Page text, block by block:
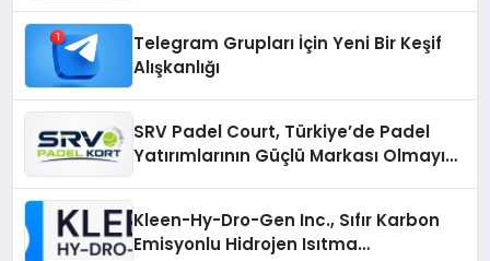
Telegram Grupları İçin Yeni Bir Keşif
Alışkanlığı
SRV Padel Court, Türkiye’de Padel
Yatırımlarının Güçlü Markası Olmayı
Kleen-Hy-Dro-Gen Inc., Sıfır Karbon
Emisyonlu Hidrojen Isıtma